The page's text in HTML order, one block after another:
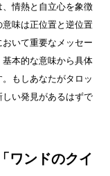
情熱と自立心を象徴
味は正位置と逆位置
いて重要なメッセー
本的な意味から具体
もしあなたがタロッ
しい発見があるはずで
ワンドのクイ